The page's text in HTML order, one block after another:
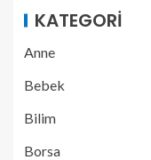
KATEGORI
Anne
Bebek
Bilim
Borsa